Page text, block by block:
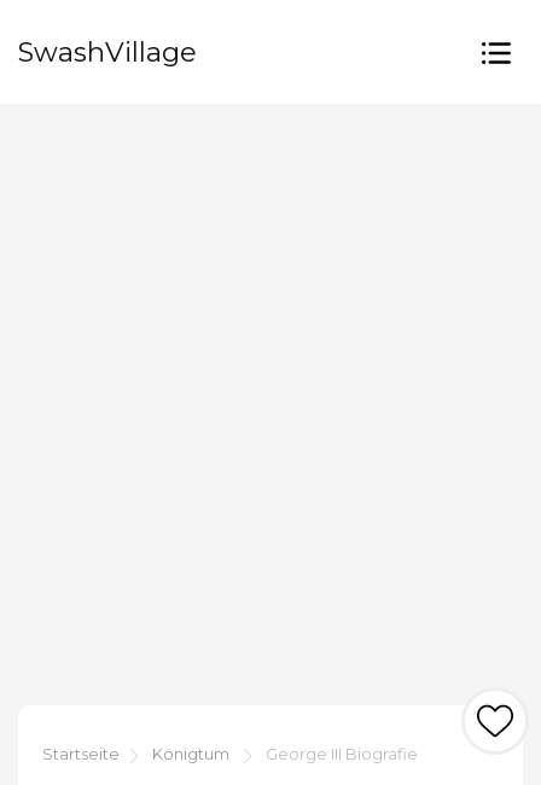
SwashVillage
Startseite Königtum George III Biografie